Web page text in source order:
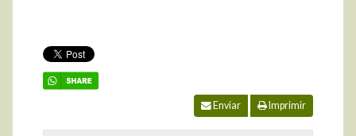
Enviar Imprimir